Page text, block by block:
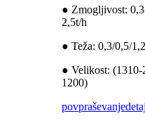
● Zmogljivost:
2,5t/h
● Teža: 0,3/0,5/
● Velikost:
1200)
povpraševanje